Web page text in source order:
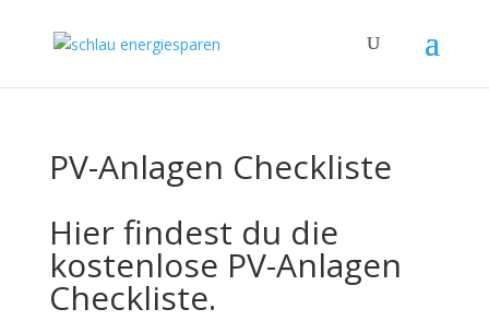
PV-Anlagen Checkliste
Hier findest du die
kostenlose PV-Anlagen
Checkliste.